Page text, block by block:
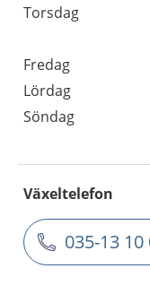
Torsdag
Fredag
Lördag
Söndag
Växeltelefon
035-13 10